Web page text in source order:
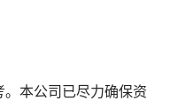
本公司已尽力确保资